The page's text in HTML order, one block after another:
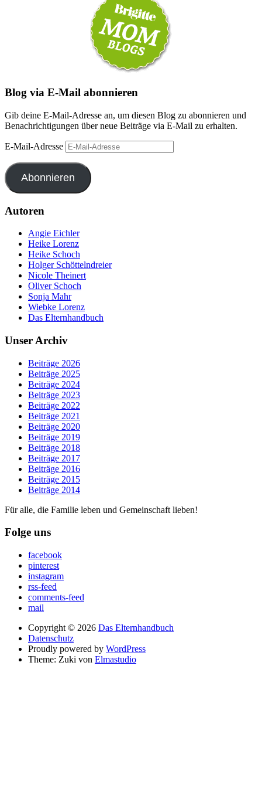
Blog via E-Mail abonnieren
Gib deine E-Mail-Adresse an, um diesen Blog zu abonnieren und
Benachrichtigungen über neue Beiträge via E-Mail zu erhalten.
E-Mail-Adresse
Abonnieren
Autoren
Angie Eichler
Heike Lorenz
Heike Schoch
Holger Schöttelndreier
Nicole Theinert
Oliver Schoch
Sonja Mahr
Wiebke Lorenz
Das Elternhandbuch
Unser Archiv
Beiträge 2026
Beiträge 2025
Beiträge 2024
Beiträge 2023
Beiträge 2022
Beiträge 2021
Beiträge 2020
Beiträge 2019
Beiträge 2018
Beiträge 2017
Beiträge 2016
Beiträge 2015
Beiträge 2014
Für alle, die Familie leben und Gemeinschaft lieben!
Folge uns
facebook
pinterest
instagram
rss-feed
comments-feed
mail
Copyright © 2026 Das Elternhandbuch
Datenschutz
Proudly powered by WordPress
Theme: Zuki von Elmastudio